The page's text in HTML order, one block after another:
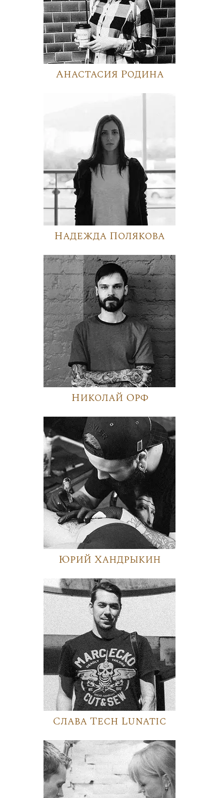
Анастасия Родина
Надежда Полякова
Николай Орф
Юрий Хандрыкин
Слава Tech Lunatic